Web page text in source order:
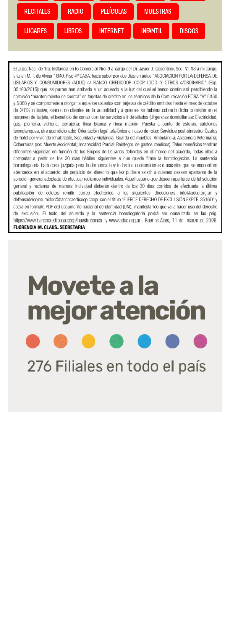
RECITALES RADIO PELÍCULAS MUESTRAS
LUGARES LIBROS INTERNET INFANTIL DISCOS